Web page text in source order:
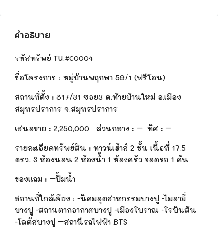
คำอธิบาย
รหัสทรัพย์ TU.#00004
ชื่อโครงการ : หมู่บ้านพฤกษา 59/1 (ฟรีโอน)
สถานที่ตั้ง : 817/31 ซอย3 ต.ท้ายบ้านใหม่ อ.เมือง
สมุทรปราการ จ.สมุทรปราการ
เสนอขาย : 2,250,000 ส่วนกลาง : – ทิศ : –
รายละเอียดทรัพย์สิน : ทาวน์เฮ้าส์ 2 ชั้น เนื้อที่ 17.5
ตรว. 3 ห้องนอน 2 ห้องน้ำ 1 ห้องครัว จอดรถ 1 คัน
ของแถม : –ปั้มน้ำ
สถานที่ใกล้เคียง : -นิคมอุตสาหกรรมบางปู -ไมอามี่
บางปู -สถานตากอากาศบางปู -เมืองโบราณ -โรบินสัน
-โลตัสบางปู –สถานีรถไฟฟ้า BTS